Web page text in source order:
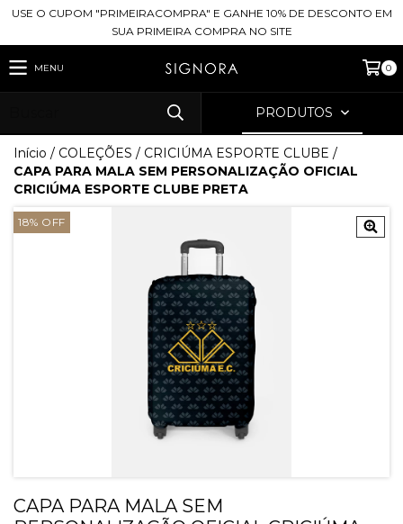
USE O CUPOM "PRIMEIRACOMPRA" E GANHE 10% DE DESCONTO EM
SUA PRIMEIRA COMPRA NO SITE
MENU 0
PRODUTOS
Início / COLEÇÕES / CRICIÚMA ESPORTE CLUBE /
CAPA PARA MALA SEM PERSONALIZAÇÃO OFICIAL
CRICIÚMA ESPORTE CLUBE PRETA
18% OFF
CAPA PARA MALA SEM